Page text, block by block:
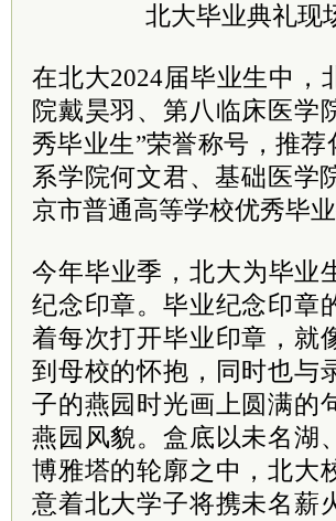
北大毕业典礼现
在北大2024届毕业生中，
院戴昊羽、第八临床医学
秀毕业生”荣誉称号，推
系学院何文君、基础医学
京市普通高等学校优秀毕业
今年毕业季，北大为毕
纪念印章。毕业纪念印章
着每次打开毕业印章，就
到母校的怀抱，同时也与
子的燕园时光画上圆满的
燕园风貌。盒底以未名湖
博雅塔的轮廓之中，北大
意着北大学子将携未名薪